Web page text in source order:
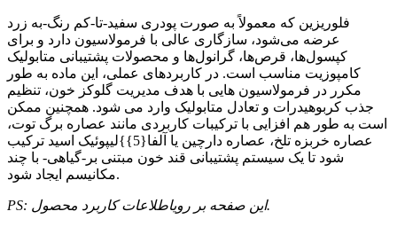
فلوریزین که معمولاً به صورت پودری سفید-تا-کم رنگ-به زرد
عرضه می‌شود، سازگاری عالی با فرمولاسیون دارد و برای
کپسول‌ها، قرص‌ها، گرانول‌ها و محصولات پشتیبانی متابولیک
کامپوزیت مناسب است. در کاربردهای عملی، این ماده به طور
مکرر در فرمولاسیون هایی با هدف مدیریت گلوکز خون، تنظیم
جذب کربوهیدرات و تعادل متابولیک وارد می شود. همچنین ممکن
است به طور هم افزایی با ترکیبات کاربردی مانند عصاره برگ توت،
عصاره خربزه تلخ، عصاره دارچین یا آلفا{5}}لیپوئیک اسید ترکیب
شود تا یک سیستم پشتیبانی قند خون مبتنی بر-گیاهی- با چند
مکانیسم ایجاد شود.
PS: این صفحه بر رویاطلاعات کاربرد محصول .